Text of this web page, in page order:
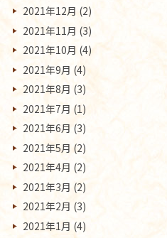
2021年12月 (2)
2021年11月 (3)
2021年10月 (4)
2021年9月 (4)
2021年8月 (3)
2021年7月 (1)
2021年6月 (3)
2021年5月 (2)
2021年4月 (2)
2021年3月 (2)
2021年2月 (3)
2021年1月 (4)